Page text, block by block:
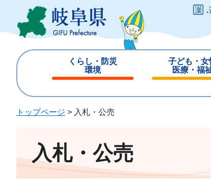
ジ
ュ
くらし・防災
環境
じ
子ども・女
医療・福
じ
トップページ > 入札・公売
入札・公売